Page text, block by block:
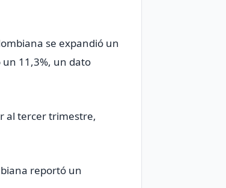
se expandió un
11,3%, un dato
al tercer trimestre,
reportó un